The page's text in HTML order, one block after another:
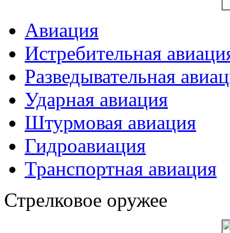
Авиация
Истребительная
Разведывательная
Ударная авиация
Штурмовая авиация
Гидроавиация
Транспортная авиация
Стрелковое оружее